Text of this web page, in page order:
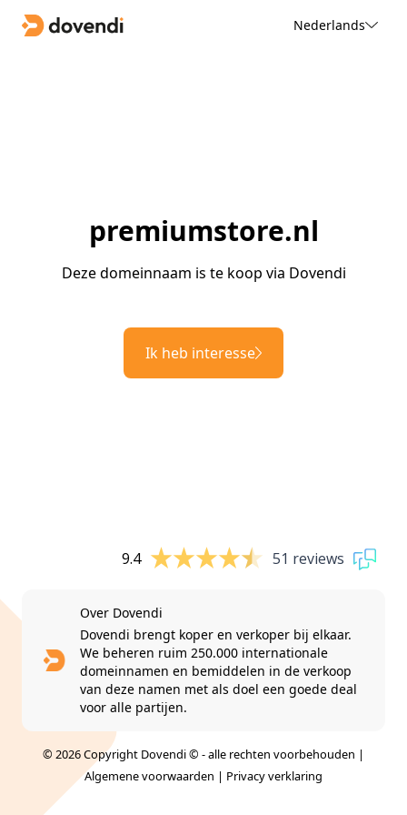
Nederlands
premiumstore.nl
Deze domeinnaam is te koop via Dovendi
Ik heb interesse
9.4 51 reviews
Over Dovendi
Dovendi brengt koper en verkoper bij elkaar.
We beheren ruim 250.000 internationale
domeinnamen en bemiddelen in de verkoop
van deze namen met als doel een goede deal
voor alle partijen.
© 2026 Copyright Dovendi © - alle rechten voorbehouden |
Algemene voorwaarden | Privacy verklaring